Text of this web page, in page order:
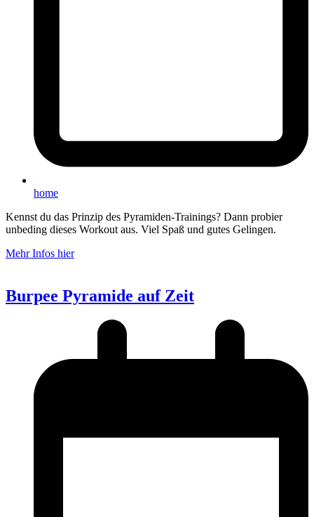
home
Kennst du das Prinzip des Pyramiden-Trainings? Dann probier
unbeding dieses Workout aus. Viel Spaß und gutes Gelingen.
Mehr Infos hier
Burpee Pyramide auf Zeit